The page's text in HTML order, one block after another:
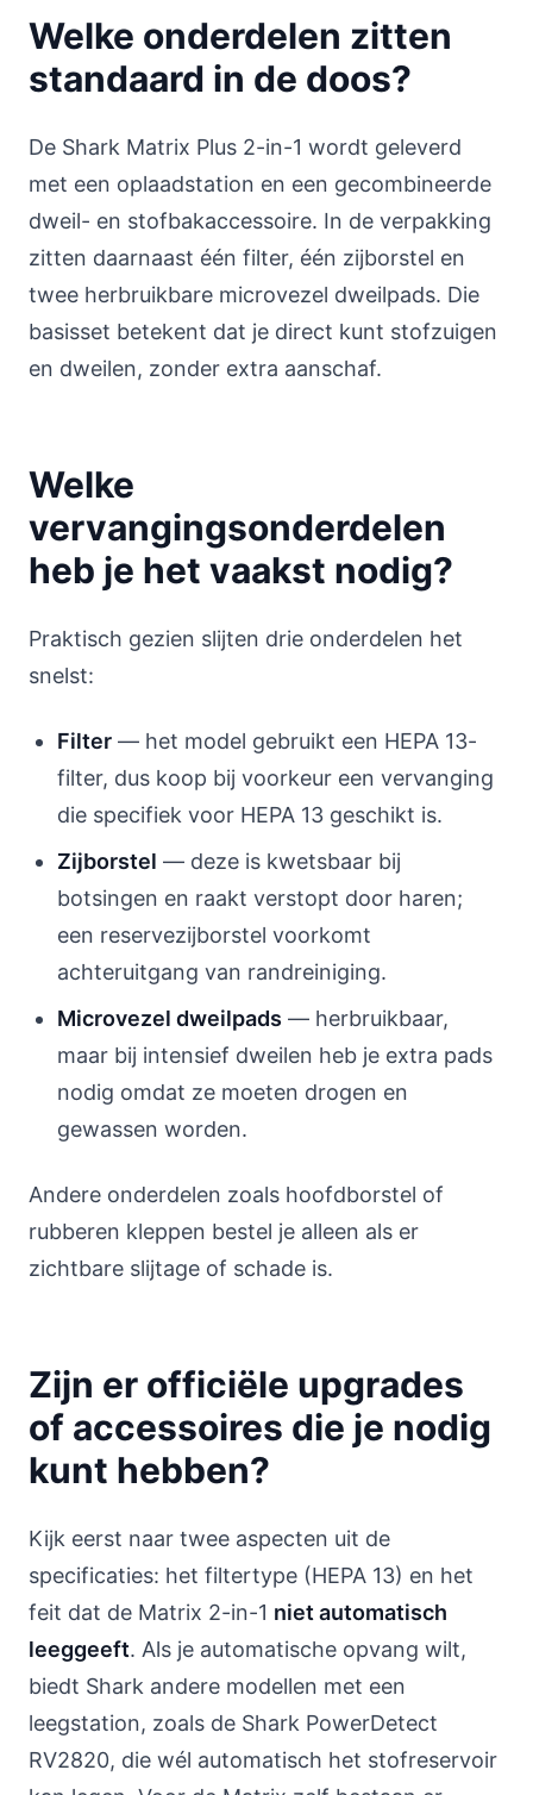
Welke onderdelen zitten
standaard in de doos?
De Shark Matrix Plus 2-in-1 wordt geleverd
met een oplaadstation en een gecombineerde
dweil- en stofbakaccessoire. In de verpakking
zitten daarnaast één filter, één zijborstel en
twee herbruikbare microvezel dweilpads. Die
basisset betekent dat je direct kunt stofzuigen
en dweilen, zonder extra aanschaf.
Welke
vervangingsonderdelen
heb je het vaakst nodig?
Praktisch gezien slijten drie onderdelen het
snelst:
Filter — het model gebruikt een HEPA 13-
filter, dus koop bij voorkeur een vervanging
die specifiek voor HEPA 13 geschikt is.
Zijborstel — deze is kwetsbaar bij
botsingen en raakt verstopt door haren;
een reservezijborstel voorkomt
achteruitgang van randreiniging.
Microvezel dweilpads — herbruikbaar,
maar bij intensief dweilen heb je extra pads
nodig omdat ze moeten drogen en
gewassen worden.
Andere onderdelen zoals hoofdborstel of
rubberen kleppen bestel je alleen als er
zichtbare slijtage of schade is.
Zijn er officiële upgrades
of accessoires die je nodig
kunt hebben?
Kijk eerst naar twee aspecten uit de
specificaties: het filtertype (HEPA 13) en het
feit dat de Matrix 2-in-1 niet automatisch
leeggeeft. Als je automatische opvang wilt,
biedt Shark andere modellen met een
leegstation, zoals de Shark PowerDetect
RV2820, die wél automatisch het stofreservoir